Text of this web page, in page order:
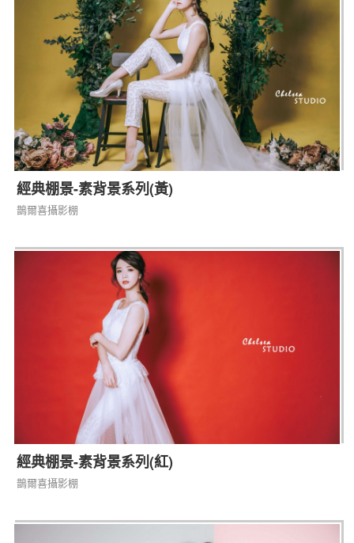
經典棚景-素背景系列(黃)
鵲爾喜攝影棚
經典棚景-素背景系列(紅)
鵲爾喜攝影棚